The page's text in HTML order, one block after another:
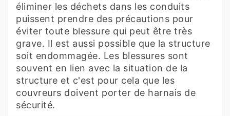
éliminer les déchets dans les conduits
puissent prendre des précautions pour
éviter toute blessure qui peut être très
grave. Il est aussi possible que la structure
soit endommagée. Les blessures sont
souvent en lien avec la situation de la
structure et c'est pour cela que les
couvreurs doivent porter de harnais de
sécurité.